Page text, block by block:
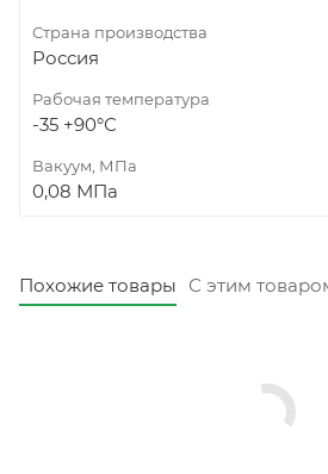
Страна производства
Россия
Рабочая температура
-35 +90°С
Вакуум, МПа
0,08 МПа
Похожие товары С этим